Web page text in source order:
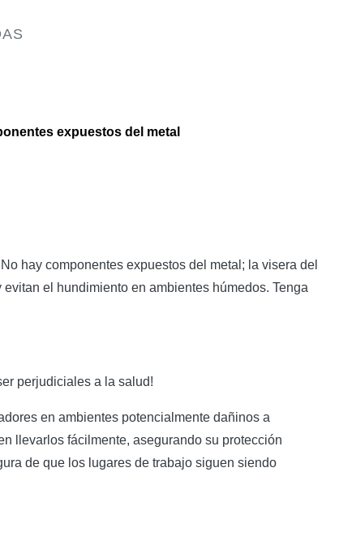
expuestos del metal
hay componentes expuestos del metal; la visera del
el hundimiento en ambientes húmedos. Tenga
perjudiciales a la salud!
en ambientes potencialmente dañinos a
llevarlos fácilmente, asegurando su protección
de que los lugares de trabajo siguen siendo